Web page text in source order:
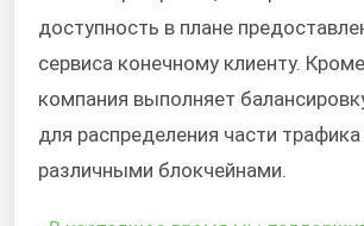
доступность в плане
сервиса конечному клиенту.
компания выполняет
для распределения части
различными блокчейнами.